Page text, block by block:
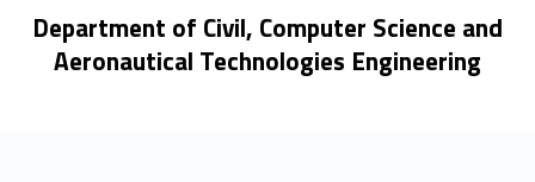
Department of Civil, Computer Science and
Aeronautical Technologies Engineering